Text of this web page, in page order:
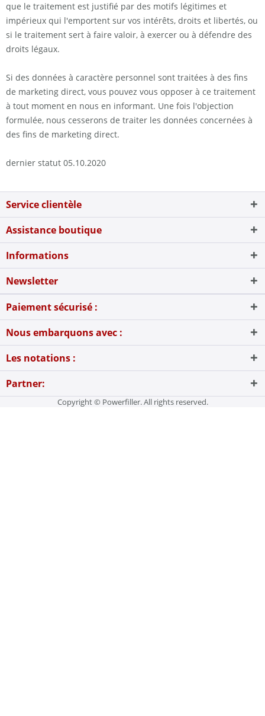
que le traitement est justifié par des motifs légitimes et
impérieux qui l'emportent sur vos intérêts, droits et libertés, ou
si le traitement sert à faire valoir, à exercer ou à défendre des
droits légaux.
Si des données à caractère personnel sont traitées à des fins
de marketing direct, vous pouvez vous opposer à ce traitement
à tout moment en nous en informant. Une fois l'objection
formulée, nous cesserons de traiter les données concernées à
des fins de marketing direct.
dernier statut 05.10.2020
Service clientèle
Assistance boutique
Informations
Newsletter
Paiement sécurisé :
Nous embarquons avec :
Les notations :
Partner:
Copyright © Powerfiller. All rights reserved.